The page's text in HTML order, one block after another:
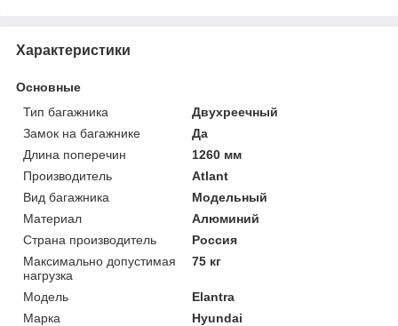
Характеристики
Основные
Тип багажника
Двухреечный
Замок на багажнике
Да
Длина поперечин
1260 мм
Производитель
Atlant
Вид багажника
Модельный
Материал
Алюминий
Страна производитель
Россия
Максимально допустимая
нагрузка
75 кг
Модель
Elantra
Марка
Hyundai